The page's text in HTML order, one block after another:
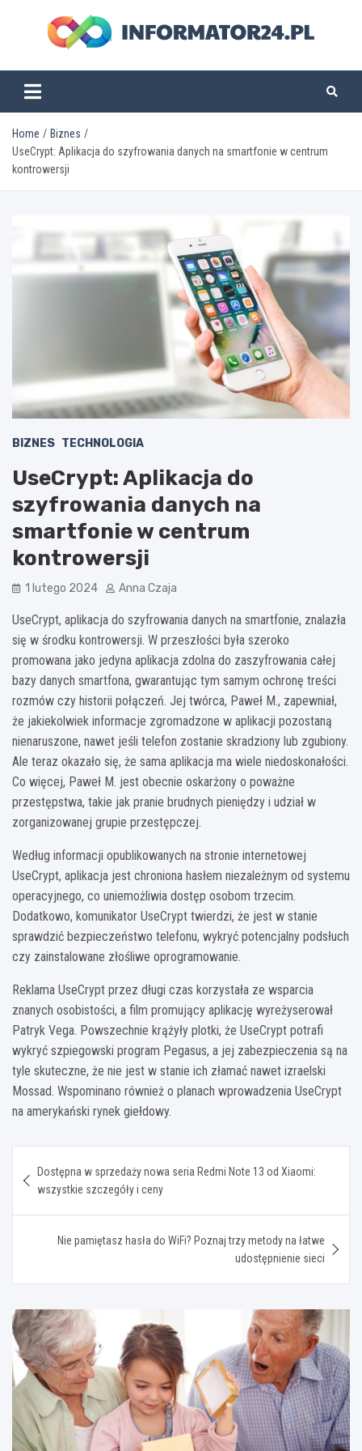
informator24.pl
Home
Biznes
UseCrypt: Aplikacja do szyfrowania danych na smartfonie w centrum
kontrowersji
BIZNES TECHNOLOGIA
UseCrypt: Aplikacja do
szyfrowania danych na
smartfonie w centrum
kontrowersji
1 lutego 2024 Anna Czaja
UseCrypt, aplikacja do szyfrowania danych na smartfonie, znalazła
się w środku kontrowersji. W przeszłości była szeroko
promowana jako jedyna aplikacja zdolna do zaszyfrowania całej
bazy danych smartfona, gwarantując tym samym ochronę treści
rozmów czy historii połączeń. Jej twórca, Paweł M., zapewniał,
że jakiekolwiek informacje zgromadzone w aplikacji pozostaną
nienaruszone, nawet jeśli telefon zostanie skradziony lub zgubiony.
Ale teraz okazało się, że sama aplikacja ma wiele niedoskonałości.
Co więcej, Paweł M. jest obecnie oskarżony o poważne
przestępstwa, takie jak pranie brudnych pieniędzy i udział w
zorganizowanej grupie przestępczej.
Według informacji opublikowanych na stronie internetowej
UseCrypt, aplikacja jest chroniona hasłem niezależnym od systemu
operacyjnego, co uniemożliwia dostęp osobom trzecim.
Dodatkowo, komunikator UseCrypt twierdzi, że jest w stanie
sprawdzić bezpieczeństwo telefonu, wykryć potencjalny podsłuch
czy zainstalowane złośliwe oprogramowanie.
Reklama UseCrypt przez długi czas korzystała ze wsparcia
znanych osobistości, a film promujący aplikację wyreżyserował
Patryk Vega. Powszechnie krążyły plotki, że UseCrypt potrafi
wykryć szpiegowski program Pegasus, a jej zabezpieczenia są na
tyle skuteczne, że nie jest w stanie ich złamać nawet izraelski
Mossad. Wspominano również o planach wprowadzenia UseCrypt
na amerykański rynek giełdowy.
wpisu
Dostępna w sprzedaży nowa seria Redmi Note 13 od Xiaomi:
wszystkie szczegóły i ceny
Nie pamiętasz hasła do WiFi? Poznaj trzy metody na łatwe
udostępnienie sieci